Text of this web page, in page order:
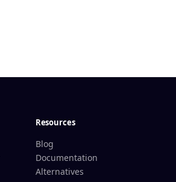
Resources
Blog
Documentation
Alternatives